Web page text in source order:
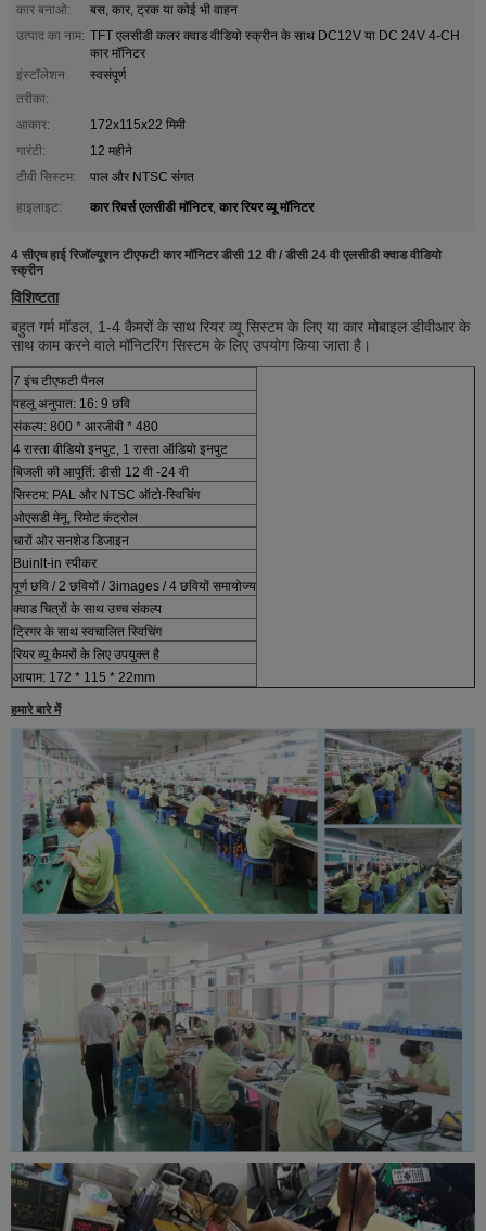
कार बनाओ:
बस, कार, ट्रक या कोई भी वाहन
उत्पाद का नाम: TFT एलसीडी कलर क्वाड वीडियो स्क्रीन के साथ DC12V या DC 24V 4-CH
कार मॉनिटर
इंस्टॉलेशन
तरीका:
स्वसंपूर्ण
आकार:
172x115x22 मिमी
गारंटी:
12 महीने
टीवी सिस्टम:
पाल और NTSC संगत
हाइलाइट:
कार रिवर्स एलसीडी मॉनिटर, कार रियर व्यू मॉनिटर
4 सीएच हाई रिजॉल्यूशन टीएफटी कार मॉनिटर डीसी 12 वी / डीसी 24 वी एलसीडी क्वाड वीडियो
स्क्रीन
विशिष्टता
बहुत गर्म मॉडल, 1-4 कैमरों के साथ रियर व्यू सिस्टम के लिए या कार मोबाइल डीवीआर के
साथ काम करने वाले मॉनिटरिंग सिस्टम के लिए उपयोग किया जाता है।
7 इंच टीएफटी पैनल
पहलू अनुपात: 16: 9 छवि
संकल्प: 800 * आरजीबी * 480
4 रास्ता वीडियो इनपुट, 1 रास्ता ऑडियो इनपुट
बिजली की आपूर्ति: डीसी 12 वी -24 वी
सिस्टम: PAL और NTSC ऑटो-स्विचिंग
ओएसडी मेनू, रिमोट कंट्रोल
चारों ओर सनशेड डिजाइन
Buinlt-in स्पीकर
पूर्ण छवि / 2 छवियों / 3images / 4 छवियों समायोज्य
क्वाड चित्रों के साथ उच्च संकल्प
ट्रिगर के साथ स्वचालित स्विचिंग
रियर व्यू कैमरों के लिए उपयुक्त है
आयाम: 172 * 115 * 22mm
हमारे बारे में